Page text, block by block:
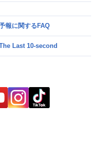
報に関するFAQ
Last 10-second